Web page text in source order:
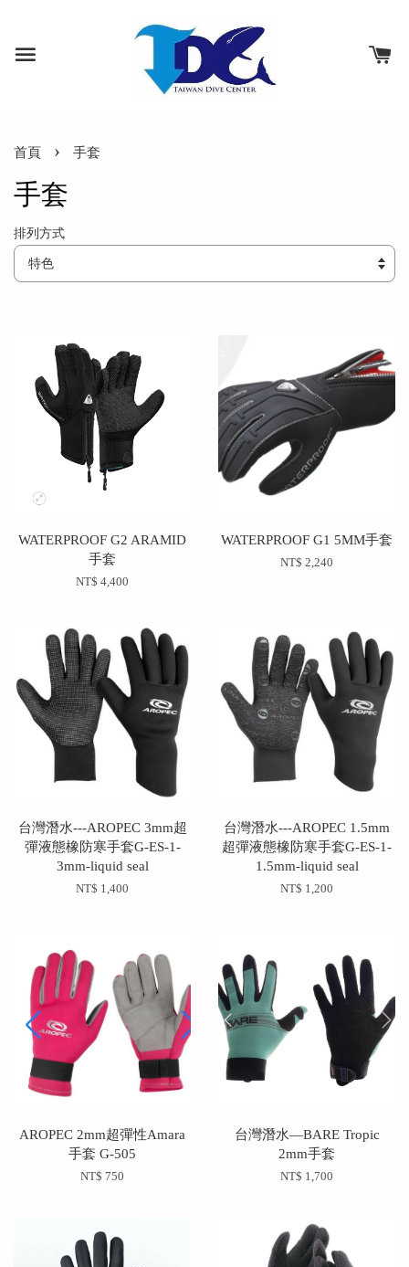
首頁 › 手套
手套
排列方式
WATERPROOF G2 ARAMID
手套
NT$ 4,400
WATERPROOF G1 5MM手套
NT$ 2,240
台灣潛水---AROPEC 3mm超
彈液態橡防寒手套G-ES-1-
3mm-liquid seal
NT$ 1,400
台灣潛水---AROPEC 1.5mm
超彈液態橡防寒手套G-ES-1-
1.5mm-liquid seal
NT$ 1,200
AROPEC 2mm超彈性Amara
手套 G-505
NT$ 750
台灣潛水—BARE Tropic
2mm手套
NT$ 1,700